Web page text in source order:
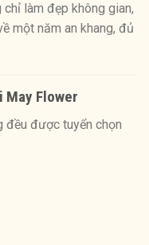
làm đẹp không gian,
một năm an khang, đủ
May Flower
đều được tuyển chọn